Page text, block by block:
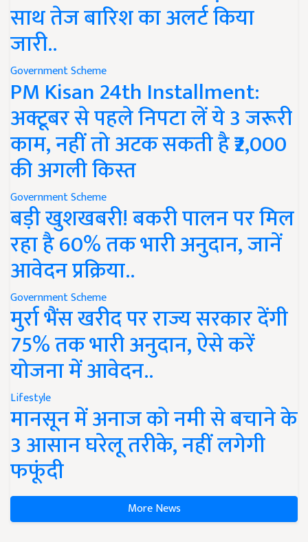
साथ तेज बारिश का अलर्ट किया
जारी..
Government Scheme
PM Kisan 24th Installment:
अक्टूबर से पहले निपटा लें ये 3 जरूरी
काम, नहीं तो अटक सकती है ₹2,000
की अगली किस्त
Government Scheme
बड़ी खुशखबरी! बकरी पालन पर मिल
रहा है 60% तक भारी अनुदान, जानें
आवेदन प्रक्रिया..
Government Scheme
मुर्रा भैंस खरीद पर राज्य सरकार देंगी
75% तक भारी अनुदान, ऐसे करें
योजना में आवेदन..
Lifestyle
मानसून में अनाज को नमी से बचाने के
3 आसान घरेलू तरीके, नहीं लगेगी
फफूंदी
More News